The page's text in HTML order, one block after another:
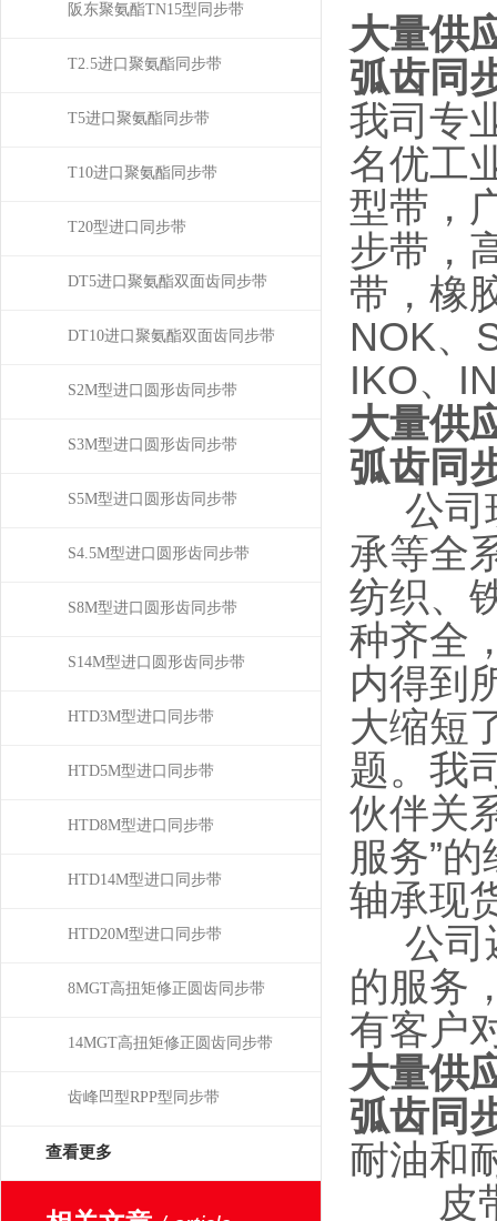
阪东聚氨酯TN15型同步带
T2.5进口聚氨酯同步带
T5进口聚氨酯同步带
T10进口聚氨酯同步带
T20型进口同步带
DT5进口聚氨酯双面齿同步带
DT10进口聚氨酯双面齿同步带
S2M型进口圆形齿同步带
S3M型进口圆形齿同步带
S5M型进口圆形齿同步带
S4.5M型进口圆形齿同步带
S8M型进口圆形齿同步带
S14M型进口圆形齿同步带
HTD3M型进口同步带
HTD5M型进口同步带
HTD8M型进口同步带
HTD14M型进口同步带
HTD20M型进口同步带
8MGT高扭矩修正圆齿同步带
14MGT高扭矩修正圆齿同步带
齿峰凹型RPP型同步带
查看更多
大量供
弧齿同
我司专
名优工
型带，
步带，
带，橡
NOK、
IKO、
大量供
弧齿同
公司
承等全
纺织、
种齐全
内得到
大缩短
题。我
伙伴关
服务”
轴承现
公司
的服务
有客户
大量供
弧齿同
耐油和
皮带